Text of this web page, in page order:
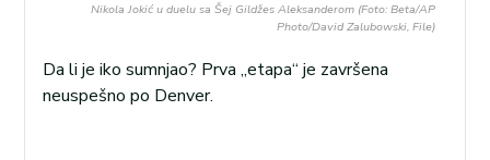
Nikola Jokić u duelu sa Šej Gildžes Aleksanderom (Foto: Beta/AP
Photo/David Zalubowski, File)
Da li je iko sumnjao? Prva „etapa“ je završena
neuspešno po Denver.